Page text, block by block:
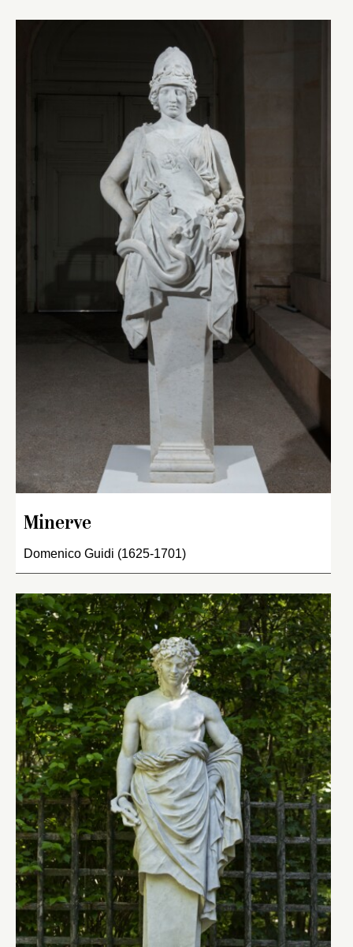
Minerve
Domenico Guidi (1625-1701)